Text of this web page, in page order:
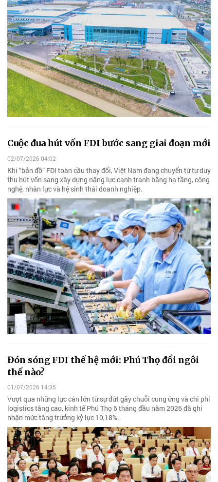
Cuộc đua hút vốn FDI bước sang giai đoạn mới
02/07/2026 04:02
Khi “bản đồ” FDI toàn cầu thay đổi, Việt Nam đang chuyển từ tư duy
thu hút vốn sang xây dựng năng lực cạnh tranh bằng hạ tầng, công
nghệ, nhân lực và hệ sinh thái doanh nghiệp.
Đón sóng FDI thế hệ mới: Phú Thọ đổi ngôi
thế nào?
01/07/2026 14:35
Vượt qua những lực cản lớn từ sự đứt gãy chuỗi cung ứng và chi phí
logistics tăng cao, kinh tế Phú Thọ 6 tháng đầu năm 2026 đã ghi
nhận mức tăng trưởng kỷ lục 10,18%.